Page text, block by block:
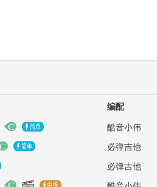
编配
酷音小伟
必弹吉他
必弹吉他